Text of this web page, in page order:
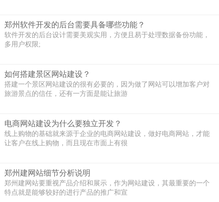
郑州软件开发的后台需要具备哪些功能？
软件开发的后台设计需要美观实用，方便且易于处理数据备份功能，
多用户权限;
如何搭建景区网站建设？
搭建一个景区网站建设的很有必要的，因为做了网站可以增加客户对
旅游景点的信任，还有一方面是能让旅游
电商网站建设为什么要独立开发？
线上购物的基础就来源于企业的电商网站建设，做好电商网站，才能
让客户在线上购物，而且现在市面上有很
郑州建网站细节分析说明
郑州建网站要重视产品介绍和展示，作为网站建设，其最重要的一个
特点就是能够较好的进行产品的推广和宣